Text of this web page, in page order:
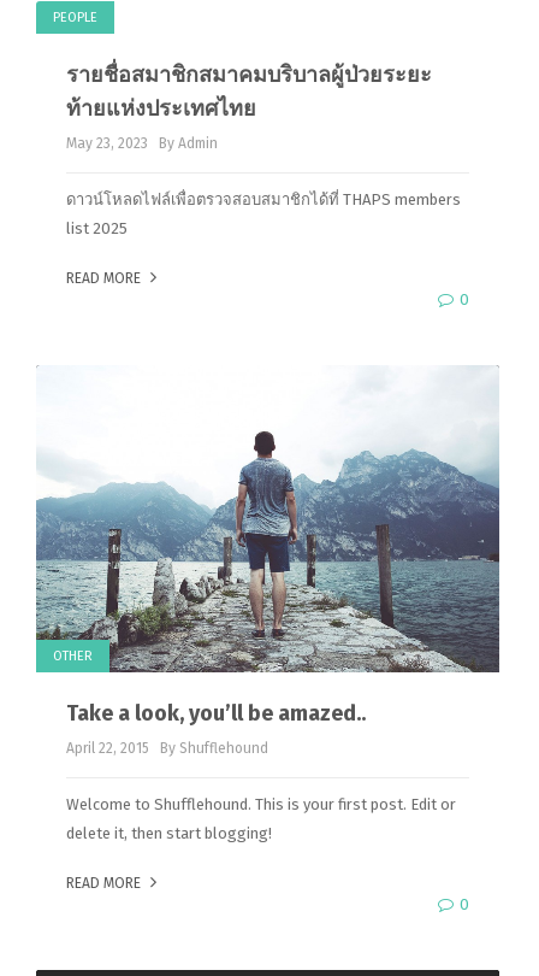
PEOPLE
รายชื่อสมาชิกสมาคมบริบาลผู้ป่วยระยะ
ท้ายแห่งประเทศไทย
May 23, 2023 By Admin
ดาวน์โหลดไฟล์เพื่อตรวจสอบสมาชิกได้ที่ THAPS members
list 2025
READ MORE
0
OTHER
Take a look, you’ll be amazed..
April 22, 2015 By Shufflehound
Welcome to Shufflehound. This is your first post. Edit or
delete it, then start blogging!
READ MORE
0